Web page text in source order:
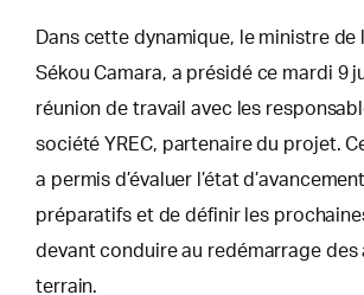
Dans cette dynamique, le ministre de
Sékou Camara, a présidé ce mardi 9
réunion de travail avec les
société YREC, partenaire du projet.
a permis d’évaluer l’état
préparatifs et de définir les
devant conduire au redémarrage des
terrain.